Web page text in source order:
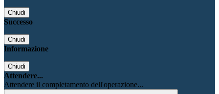
Chiudi
Successo
Chiudi
Informazione
Chiudi
Attendere...
Attendere il completamento dell'operazione...